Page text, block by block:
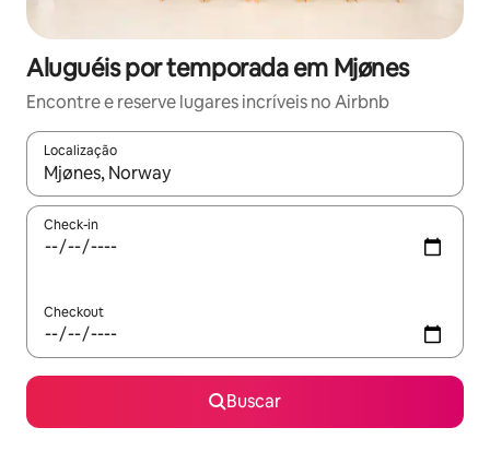
Aluguéis por temporada em Mjønes
Encontre e reserve lugares incríveis no Airbnb
Localização
Quando os resultados estiverem disponíveis, explore-os
Check-in
Checkout
Buscar